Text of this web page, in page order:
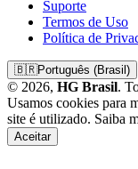
Suporte
Termos de Uso
Política de
🇧🇷Português (Brasil)
© 2026, HG Brasil.
Usamos cookies para
site é utilizado. Saiba
Aceitar